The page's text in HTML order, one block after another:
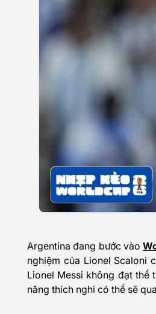
Argentina đang bước vào
nghiệm của Lionel Scaloni
Lionel Messi không đạt thể
năng thích nghi có thể sẽ